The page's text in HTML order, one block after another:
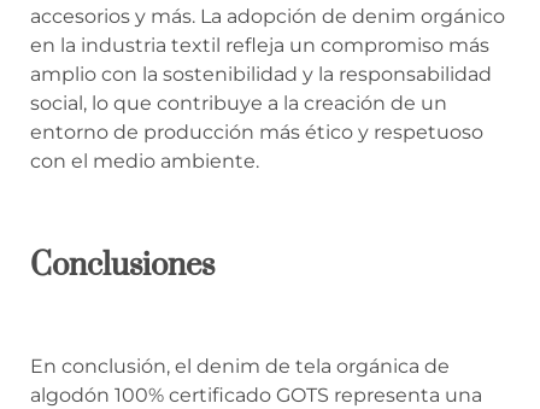
accesorios y más. La adopción de denim orgánico
en la industria textil refleja un compromiso más
amplio con la sostenibilidad y la responsabilidad
social, lo que contribuye a la creación de un
entorno de producción más ético y respetuoso
con el medio ambiente.
Conclusiones
En conclusión, el denim de tela orgánica de
algodón 100% certificado GOTS representa una